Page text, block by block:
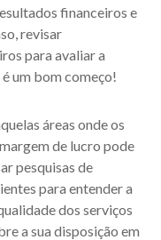
financeiros e
revisar
para avaliar a
um bom começo!
áreas onde os
de lucro pode
pesquisas de
para entender a
dos serviços
a sua disposição em